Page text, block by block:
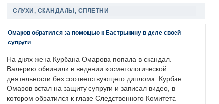
СЛУХИ, СКАНДАЛЫ, СПЛЕТНИ
Омаров обратился за помощью к Бастрыкину в деле своей
супруги
На днях жена Курбана Омарова попала в скандал.
Валерию обвинили в ведении косметологической
деятельности без соответствующего диплома. Курбан
Омаров встал на защиту супруги и записал видео, в
котором обратился к главе Следственного Комитета